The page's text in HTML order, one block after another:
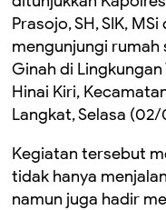
Prasojo, SH, SIK,
mengunjungi rumah
Ginah di Lingkungan
Hinai Kiri,
Langkat, Selasa
Kegiatan tersebut
tidak hanya
namun juga hadir